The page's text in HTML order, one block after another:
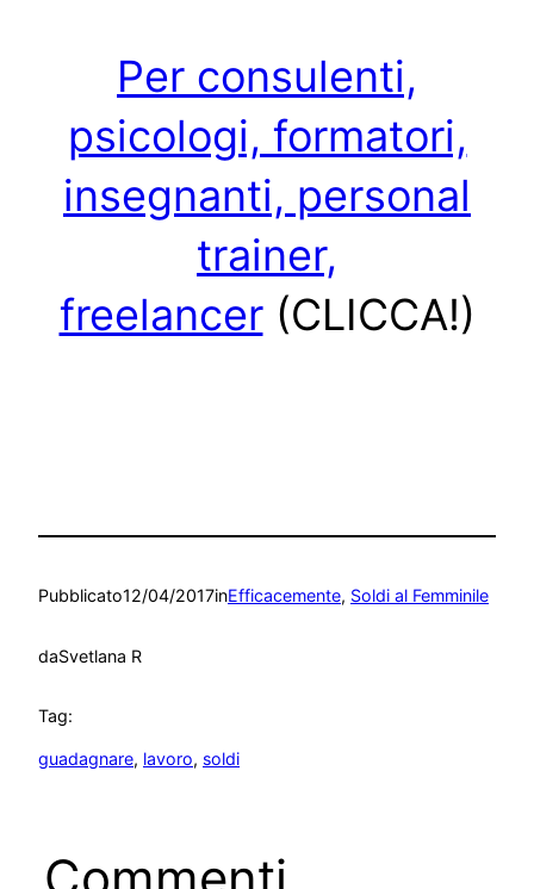
Per consulenti,
psicologi, formatori,
insegnanti, personal
trainer,
freelancer(CLICCA!)
Pubblicato12/04/2017inEfficacemente, Soldi al Femminile
daSvetlana R
Tag:
guadagnare, lavoro, soldi